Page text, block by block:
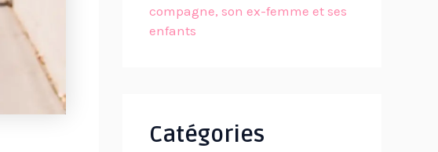
compagne, son ex-femme et ses
enfants
Catégories